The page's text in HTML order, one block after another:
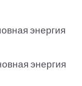
энергия
энергия